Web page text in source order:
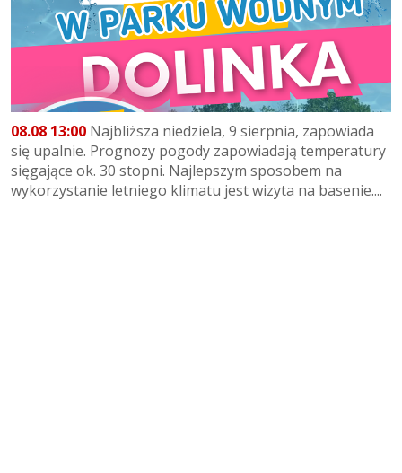
08.08 13:00 Najbliższa niedziela, 9 sierpnia, zapowiada
się upalnie. Prognozy pogody zapowiadają temperatury
sięgające ok. 30 stopni. Najlepszym sposobem na
wykorzystanie letniego klimatu jest wizyta na basenie....